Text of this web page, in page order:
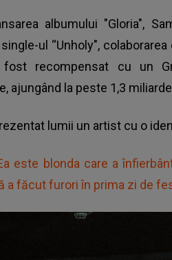
albumului "Gloria",
ul “Unholy",
recompensat cu un
ajungând la peste 1,3
lumii un artist cu o
este blonda care a
a făcut furori în prima zi de